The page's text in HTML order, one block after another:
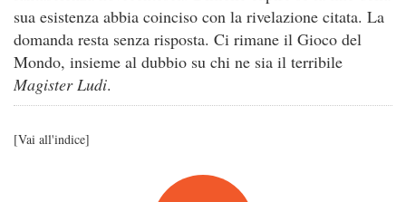
sua esistenza abbia coinciso con la rivelazione citata. La
domanda resta senza risposta. Ci rimane il Gioco del
Mondo, insieme al dubbio su chi ne sia il terribile
Magister Ludi.
[Vai all'indice]